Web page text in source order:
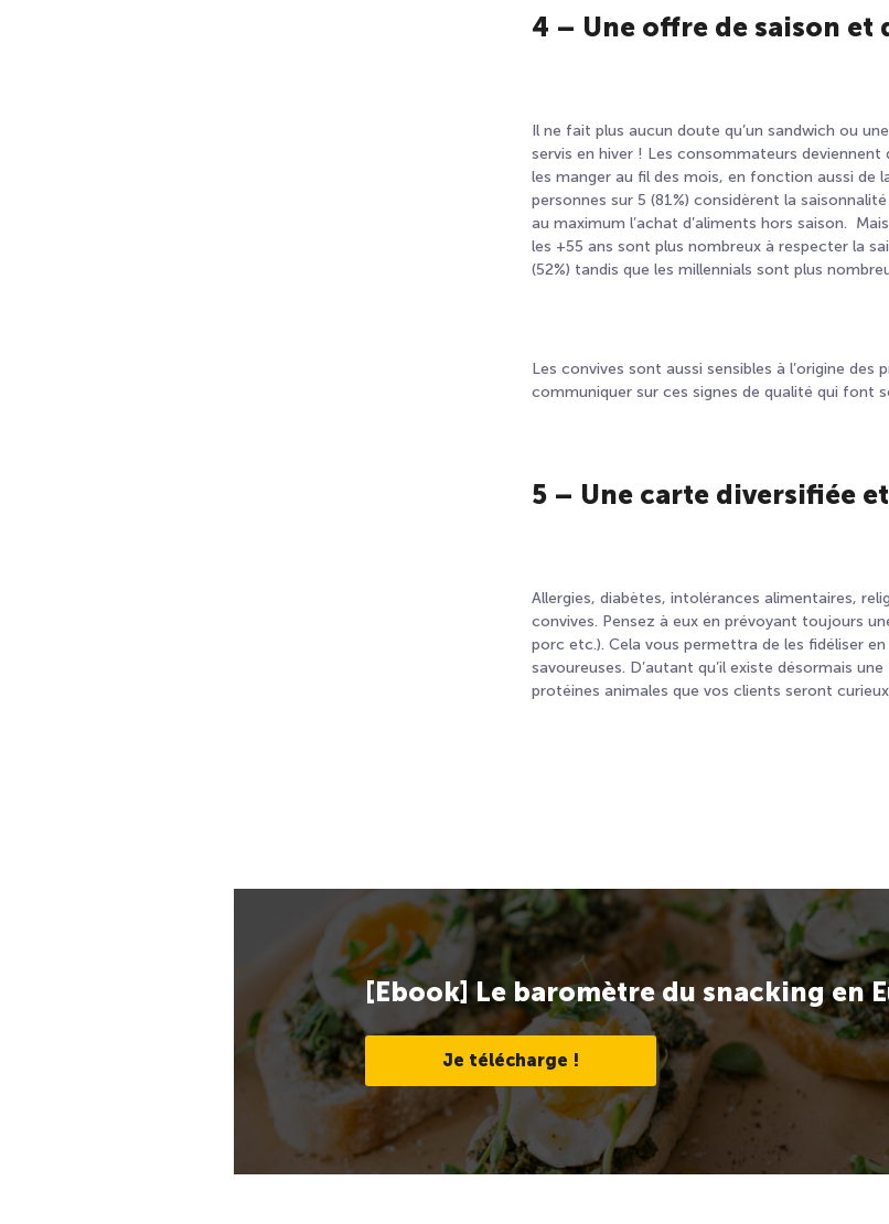
4 – Une offre de saison et
Il ne fait plus aucun doute qu’un sandwich ou
servis en hiver ! Les consommateurs
les manger au fil des mois, en fonction aussi de
personnes sur 5 (81%) considèrent la
au maximum l’achat d’aliments hors saison. Mais
les +55 ans sont plus nombreux à respecter la
(52%) tandis que les millennials sont plus
Les convives sont aussi sensibles à l’origine
communiquer sur ces signes de qualité qui font
5 – Une carte diversifiée
Allergies, diabètes, intolérances alimentaires,
convives. Pensez à eux en prévoyant toujours
porc etc.). Cela vous permettra de les fidéliser
savoureuses. D’autant qu’il existe désormais
protéines animales que vos clients seront
[Ebook] Le baromètre du snacking en
Je télécharge !